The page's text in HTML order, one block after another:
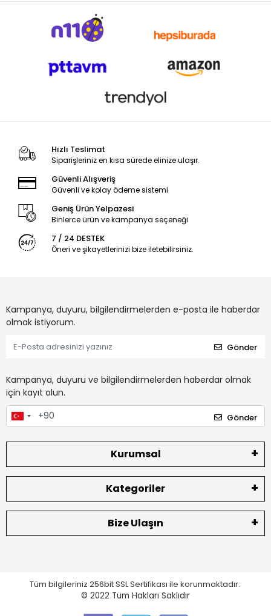
Hızlı Teslimat
Siparişleriniz en kısa sürede elinize ulaşır.
Güvenli Alışveriş
Güvenli ve kolay ödeme sistemi
Geniş Ürün Yelpazesi
Binlerce ürün ve kampanya seçeneği
7 / 24 DESTEK
Öneri ve şikayetlerinizi bize iletebilirsiniz.
Kampanya, duyuru, bilgilendirmelerden e-posta ile haberdar
olmak istiyorum.
Gönder
Kampanya, duyuru ve bilgilendirmelerden haberdar olmak
için kayıt olun.
Gönder
Kurumsal
Kategoriler
Bize Ulaşın
Tüm bilgileriniz 256bit SSL Sertifikası ile korunmaktadır.
© 2022 Tüm Hakları Saklıdır